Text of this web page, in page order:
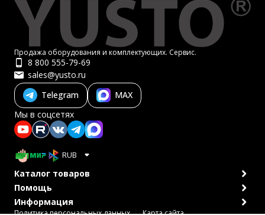
Продажа оборудования и комплектующих. Сервис.
8 800 555-79-69
sales@yusto.ru
Telegram
MAX
Мы в соцсетях
RUB
Каталог товаров
Помощь
Информация
Политика персональных данных Карта сайта